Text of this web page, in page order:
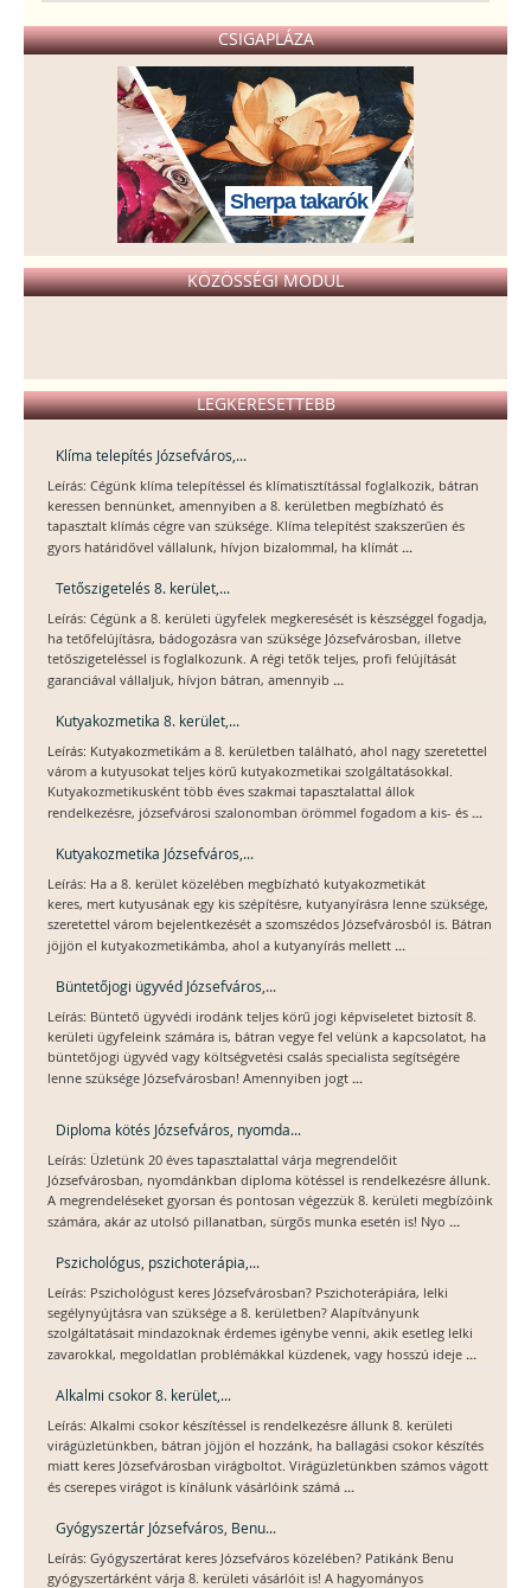
CSIGAPLÁZA
Sherpa takarók
KÖZÖSSÉGI MODUL
LEGKERESETTEBB
Klíma telepítés Józsefváros,...
Leírás: Cégünk klíma telepítéssel és klímatisztítással foglalkozik, bátran
keressen bennünket, amennyiben a 8. kerületben megbízható és
tapasztalt klímás cégre van szüksége. Klíma telepítést szakszerűen és
gyors határidővel vállalunk, hívjon bizalommal, ha klímát ...
Tetőszigetelés 8. kerület,...
Leírás: Cégünk a 8. kerületi ügyfelek megkeresését is készséggel fogadja,
ha tetőfelújításra, bádogozásra van szüksége Józsefvárosban, illetve
tetőszigeteléssel is foglalkozunk. A régi tetők teljes, profi felújítását
garanciával vállaljuk, hívjon bátran, amennyib ...
Kutyakozmetika 8. kerület,...
Leírás: Kutyakozmetikám a 8. kerületben található, ahol nagy szeretettel
várom a kutyusokat teljes körű kutyakozmetikai szolgáltatásokkal.
Kutyakozmetikusként több éves szakmai tapasztalattal állok
rendelkezésre, józsefvárosi szalonomban örömmel fogadom a kis- és ...
Kutyakozmetika Józsefváros,...
Leírás: Ha a 8. kerület közelében megbízható kutyakozmetikát
keres, mert kutyusának egy kis szépítésre, kutyanyírásra lenne szüksége,
szeretettel várom bejelentkezését a szomszédos Józsefvárosból is. Bátran
jöjjön el kutyakozmetikámba, ahol a kutyanyírás mellett ...
Büntetőjogi ügyvéd Józsefváros,...
Leírás: Büntető ügyvédi irodánk teljes körű jogi képviseletet biztosít 8.
kerületi ügyfeleink számára is, bátran vegye fel velünk a kapcsolatot, ha
büntetőjogi ügyvéd vagy költségvetési csalás specialista segítségére
lenne szüksége Józsefvárosban! Amennyiben jogt ...
Diploma kötés Józsefváros, nyomda...
Leírás: Üzletünk 20 éves tapasztalattal várja megrendelőit
Józsefvárosban, nyomdánkban diploma kötéssel is rendelkezésre állunk.
A megrendeléseket gyorsan és pontosan végezzük 8. kerületi megbízóink
számára, akár az utolsó pillanatban, sürgős munka esetén is! Nyo ...
Pszichológus, pszichoterápia,...
Leírás: Pszichológust keres Józsefvárosban? Pszichoterápiára, lelki
segélynyújtásra van szüksége a 8. kerületben? Alapítványunk
szolgáltatásait mindazoknak érdemes igénybe venni, akik esetleg lelki
zavarokkal, megoldatlan problémákkal küzdenek, vagy hosszú ideje ...
Alkalmi csokor 8. kerület,...
Leírás: Alkalmi csokor készítéssel is rendelkezésre állunk 8. kerületi
virágüzletünkben, bátran jöjjön el hozzánk, ha ballagási csokor készítés
miatt keres Józsefvárosban virágboltot. Virágüzletünkben számos vágott
és cserepes virágot is kínálunk vásárlóink számá ...
Gyógyszertár Józsefváros, Benu...
Leírás: Gyógyszertárat keres Józsefváros közelében? Patikánk Benu
gyógyszertárként várja 8. kerületi vásárlóit is! A hagyományos